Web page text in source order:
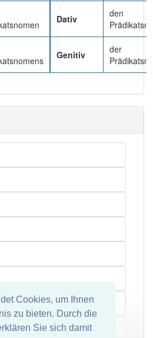
Cookies, um Ihnen
zu bieten. Durch die
Sie sich damit
Dativ
den
Genitiv
der